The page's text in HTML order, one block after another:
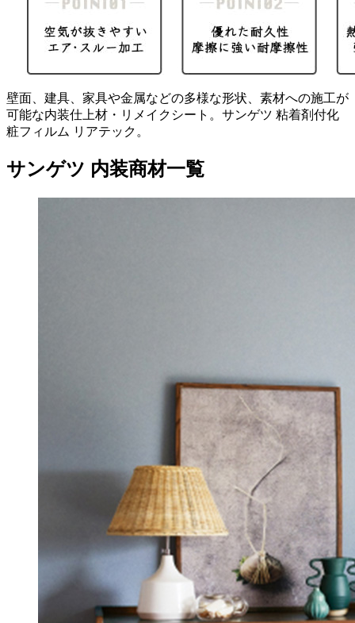
壁面、建具、家具や金属などの多様な形状、素材への施工が
可能な内装仕上材・リメイクシート。サンゲツ 粘着剤付化
粧フィルム リアテック。
サンゲツ 内装商材一覧